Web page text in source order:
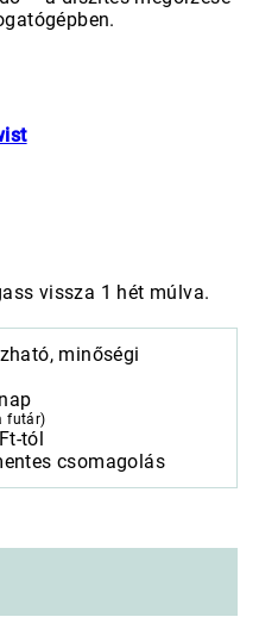
vissza 1 hét múlva.
minőségi
futár)
tól
csomagolás